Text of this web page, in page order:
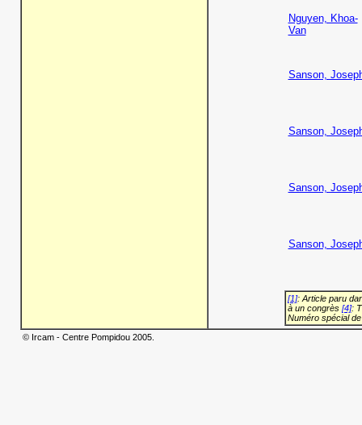
Nguyen, Khoa-
Van
Sanson,
Sanson,
Sanson,
Sanson,
[1]: Article paru
à un congrès [4]:
Numéro spécial
© Ircam - Centre Pompidou 2005.